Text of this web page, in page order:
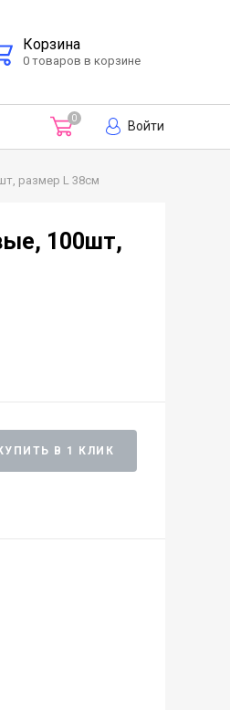
Корзина
0 товаров в корзине
0 Войти
размер L 38см
100шт,
В 1 КЛИК